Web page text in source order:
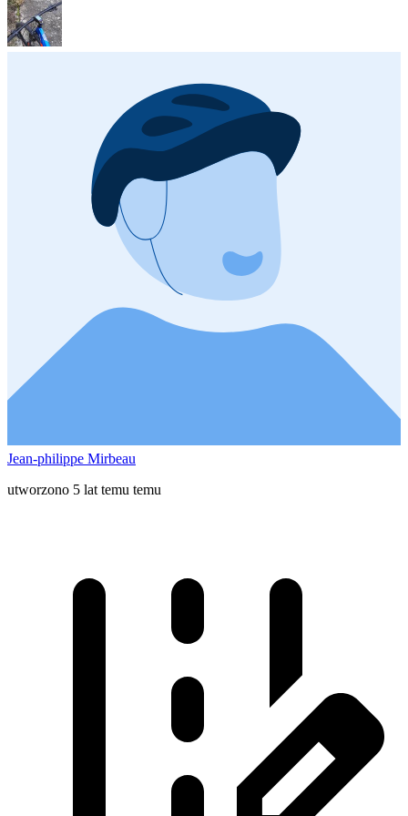
Jean-philippe Mirbeau
utworzono 5 lat temu temu